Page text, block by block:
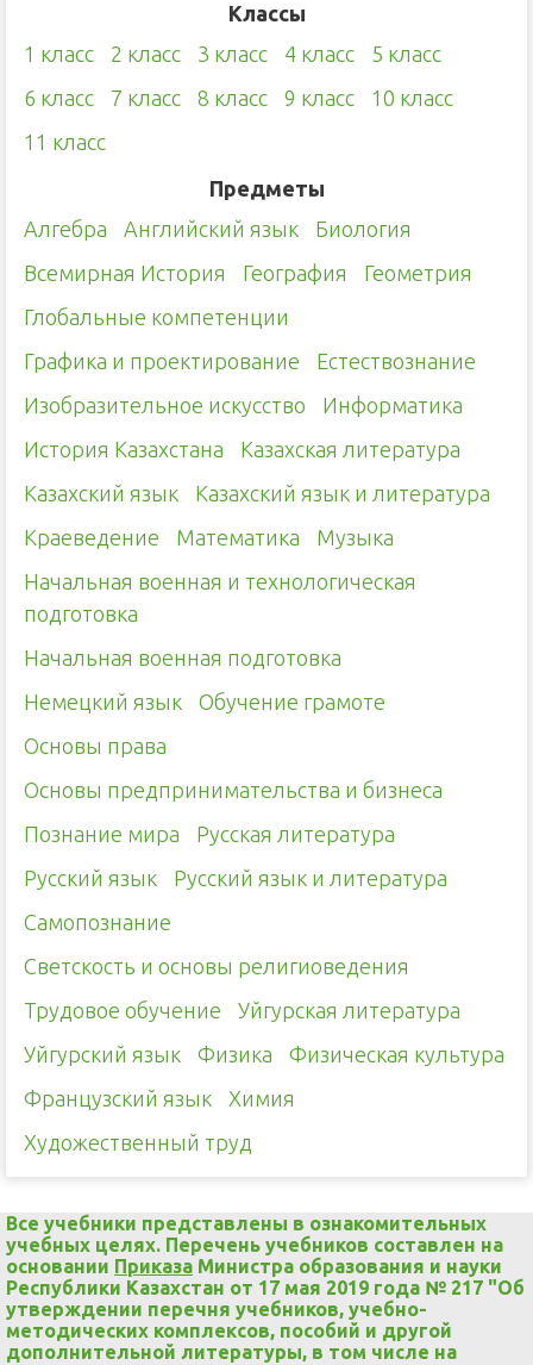
Классы
1 класс
2 класс 3 класс 4 класс
5 класс
6 класс
7 класс 8 класс 9 класс
10 класс
11 класс
Предметы
Алгебра
Английский язык
Биология
Всемирная История
География
Геометрия
Глобальные компетенции
Графика и проектирование
Естествознание
Изобразительное искусство
Информатика
История Казахстана
Казахская литература
Казахский язык
Казахский язык и литература
Краеведение
Математика
Музыка
Начальная военная и технологическая
подготовка
Начальная военная подготовка
Немецкий язык
Обучение грамоте
Основы права
Основы предпринимательства и бизнеса
Познание мира
Русская литература
Русский язык
Русский язык и литература
Самопознание
Светскость и основы религиоведения
Трудовое обучение
Уйгурская литература
Уйгурский язык
Физика
Физическая культура
Французский язык
Химия
Художественный труд
Все учебники представлены в ознакомительных
учебных целях. Перечень учебников составлен на
основании Приказа Министра образования и науки
Республики Казахстан от 17 мая 2019 года № 217 "Об
утверждении перечня учебников, учебно-
методических комплексов, пособий и другой
дополнительной литературы, в том числе на